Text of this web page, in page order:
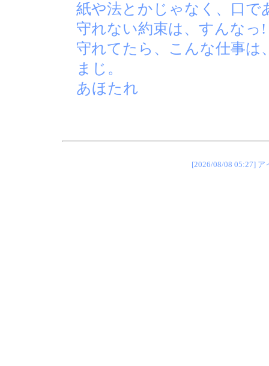
紙や法とかじゃなく、口で
守れない約束は、すんなっ!
守れてたら、こんな仕事は
まじ。
あほたれ
[2026/08/08 05:27]